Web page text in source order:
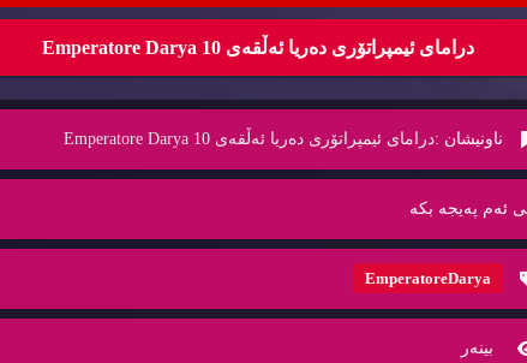
درامای ئیمپراتۆری ده‌ریا ئه‌ڵقه‌ی 10 Emperatore Darya
ناونیشان :درامای ئیمپراتۆری ده‌ریا ئه‌ڵقه‌ی 10 Emperatore Darya
ئه‌م په‌یجه‌ بكه‌
EmperatoreDarya
بینه‌ر